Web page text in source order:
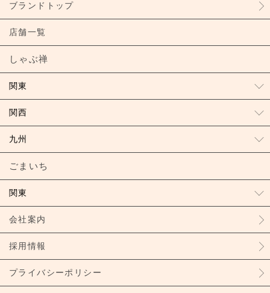
ブランドトップ
店舗一覧
しゃぶ禅
関東
関西
九州
ごまいち
関東
会社案内
採用情報
プライバシーポリシー